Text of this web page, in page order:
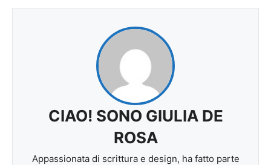
CIAO! SONO GIULIA DE
ROSA
Appassionata di scrittura e design, ha fatto parte